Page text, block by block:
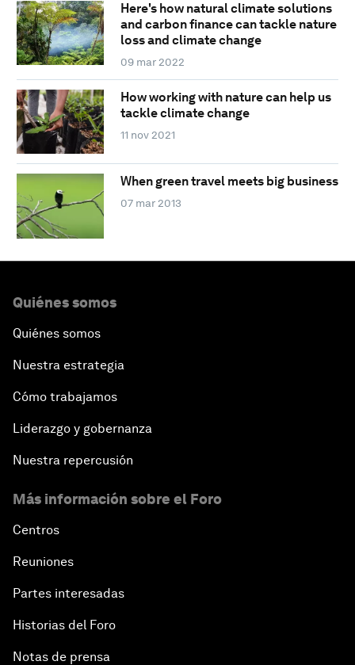
Here's how natural climate solutions
and carbon finance can tackle nature
loss and climate change
09 mar 2022
How working with nature can help us
tackle climate change
11 nov 2021
When green travel meets big business
07 mar 2013
Quiénes somos
Quiénes somos
Nuestra estrategia
Cómo trabajamos
Liderazgo y gobernanza
Nuestra repercusión
Más información sobre el Foro
Centros
Reuniones
Partes interesadas
Historias del Foro
Notas de prensa